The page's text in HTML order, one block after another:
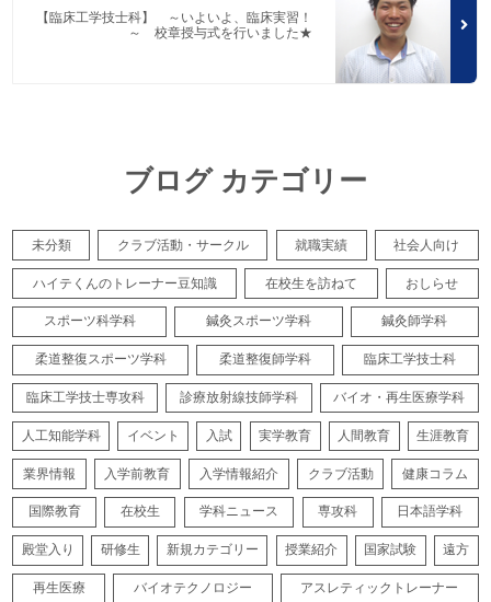
【臨床工学技士科】 ～いよいよ、臨床実習！
～ 校章授与式を行いました★
ブログ カテゴリー
未分類 クラブ活動・サークル 就職実績 社会人向け
ハイテくんのトレーナー豆知識 在校生を訪ねて おしらせ
スポーツ科学科 鍼灸スポーツ学科 鍼灸師学科
柔道整復スポーツ学科 柔道整復師学科 臨床工学技士科
臨床工学技士専攻科 診療放射線技師学科 バイオ・再生医療学科
人工知能学科 イベント 入試 実学教育 人間教育 生涯教育
業界情報 入学前教育 入学情報紹介 クラブ活動 健康コラム
国際教育 在校生 学科ニュース 専攻科 日本語学科
殿堂入り 研修生 新規カテゴリー 授業紹介 国家試験 遠方
再生医療 バイオテクノロジー アスレティックトレーナー